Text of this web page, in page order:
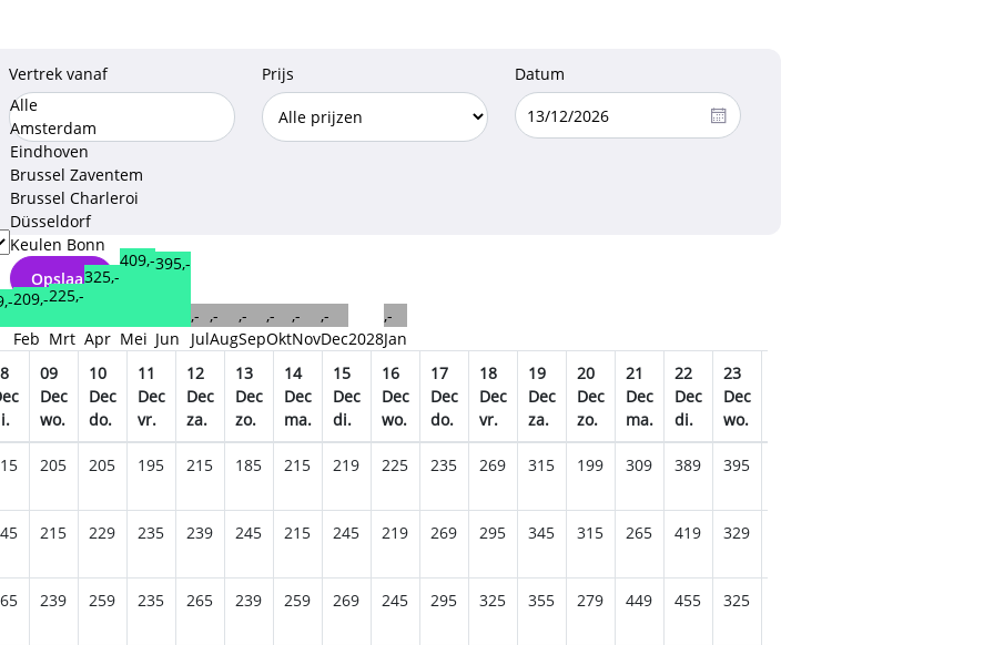
Vertrek vanaf
Alle
Amsterdam
Eindhoven
Brussel Zaventem
Brussel Charleroi
Düsseldorf
Keulen Bonn
Opslaan
Prijs Datum
209,-
Feb
225,-
Mrt
325,-
Apr
409,-
Mei
395,-
Jun
,-
Jul
,-
Aug
,-
Sep
,-
Okt
,-
Nov
,-
Dec2028
,-
Jan
09
Dec
wo.
10
Dec
do.
11
Dec
vr.
12
Dec
za.
13
Dec
zo.
14
Dec
ma.
15
Dec
di.
16
Dec
wo.
17
Dec
do.
18
Dec
vr.
19
Dec
za.
20
Dec
zo.
21
Dec
ma.
22
Dec
di.
23
Dec
wo.
205 205 195 215 185 215 219 225 235 269 315 199 309 389 395
215 229 235 239 245 215 245 219 269 295 345 315 265 419 329
239 259 235 265 239 259 269 245 295 325 355 279 449 455 325